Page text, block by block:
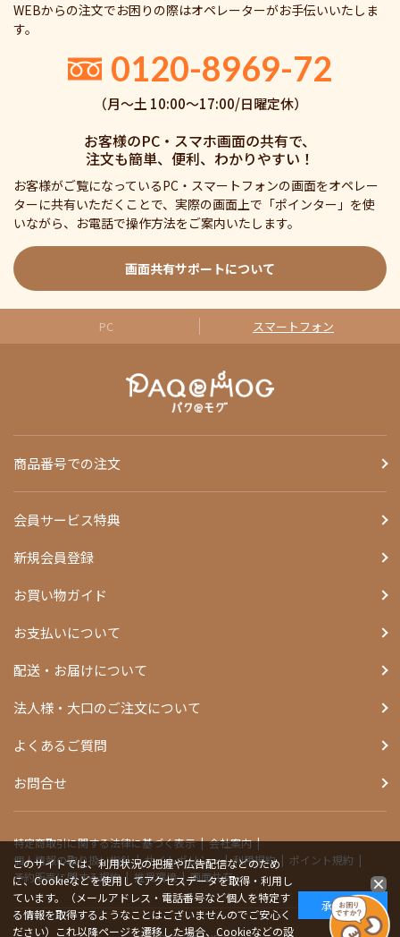
WEBからの注文でお困りの際はオペレーターがお手伝いいたしま
す。
0120-8969-72
（月〜土 10:00〜17:00/日曜定休）
お客様のPC・スマホ画面の共有で、
注文も簡単、便利、わかりやすい！
お客様がご覧になっているPC・スマートフォンの画面をオペレー
ターに共有いただくことで、実際の画面上で「ポインター」を使
いながら、お電話で操作方法をご案内いたします。
画面共有サポートについて
PC スマートフォン
商品番号での注文
会員サービス特典
新規会員登録
お買い物ガイド
お支払いについて
配送・お届けについて
法人様・大口のご注文について
よくあるご質問
お問合せ
特定商取引に関する法律に基づく表示
会社案内
個人情報の取り扱い指針
サイトポリシー 利用規約
ポイント規約
予約販売に関する規約
推奨環境 画面共有
このサイトでは、利用状況の把握や広告配信などのため
に、Cookieなどを使用してアクセスデータを取得・利用し
ています。（メールアドレス・電話番号など個人を特定す
る情報を取得するようなことはございませんのでご安心く
ださい）これ以降ページを遷移した場合、Cookieなどの設
承諾する